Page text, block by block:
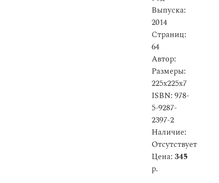
Выпуска:
2014
Страниц:
64
Автор:
Размеры:
225x225x7
ISBN: 978-
5-9287-
2397-2
Наличие:
Отсутствует
Цена: 345
р.